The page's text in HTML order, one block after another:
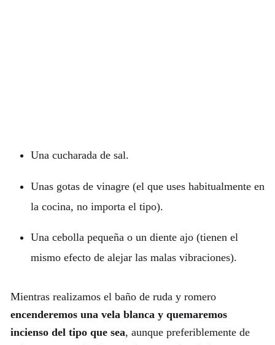
Una cucharada de sal.
Unas gotas de vinagre (el que uses habitualmente en
la cocina, no importa el tipo).
Una cebolla pequeña o un diente ajo (tienen el
mismo efecto de alejar las malas vibraciones).
Mientras realizamos el baño de ruda y romero
encenderemos una vela blanca y quemaremos
incienso del tipo que sea, aunque preferiblemente de